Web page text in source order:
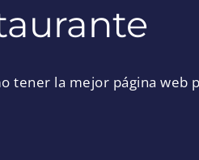
tener la mejor página web